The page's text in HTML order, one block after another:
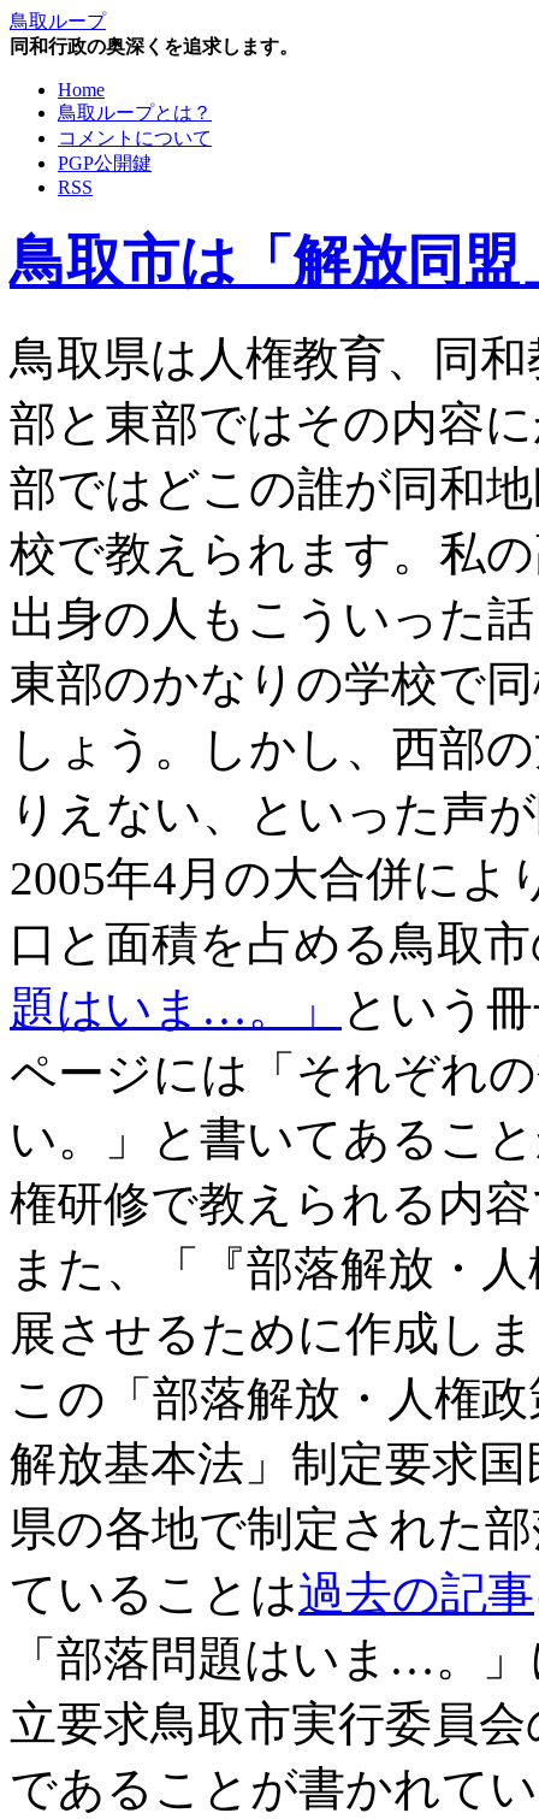
鳥取ループ
同和行政の奥深くを追求します。
Home
鳥取ループとは？
コメントについて
PGP公開鍵
RSS
鳥取市は「解放同盟
鳥取県は人権教育、同
部と東部ではその内容
部ではどこの誰が同和
校で教えられます。私
出身の人もこういった
東部のかなりの学校で
しょう。しかし、西部
りえない、といった声
2005年4月の大合併に
口と面積を占める鳥取
題はいま…。」
という
ページには「それぞれ
い。」と書いてあるこ
権研修で教えられる内
また、「『部落解放・
展させるために作成し
この「部落解放・人権
解放基本法」制定要求
県の各地で制定された
ていることは過去の記事
「部落問題はいま…。
立要求鳥取市実行委員
であることが書かれて